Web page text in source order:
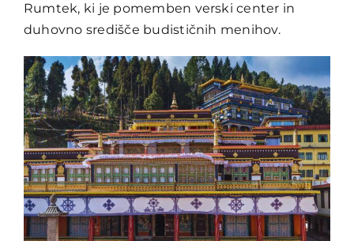
Rumtek, ki je pomemben verski center in
duhovno središče budističnih menihov.